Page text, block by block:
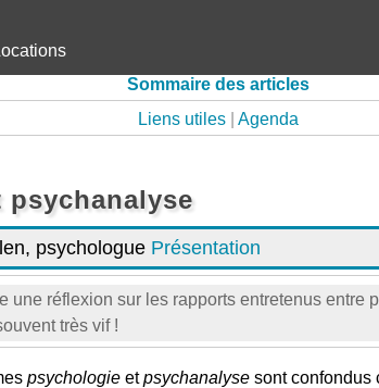
Sommaire des articles
Liens utiles
Agenda
psychologue Présentation
une réflexion sur les rapports entretenus entre
très vif !
psychologieetpsychanalysesont confondus